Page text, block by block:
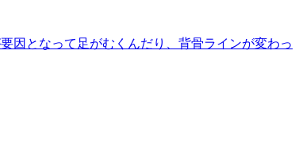
因となって足がむくんだり、背骨ラインが変わっ